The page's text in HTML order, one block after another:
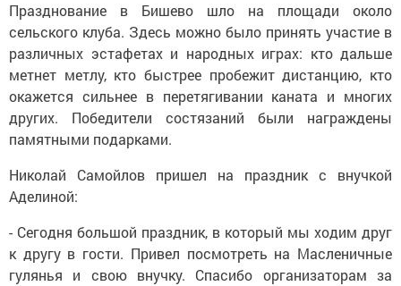
Празднование в Бишево шло на площади около
сельского клуба. Здесь можно было принять участие в
различных эстафетах и народных играх: кто дальше
метнет метлу, кто быстрее пробежит дистанцию, кто
окажется сильнее в перетягивании каната и многих
других. Победители состязаний были награждены
памятными подарками.
Николай Самойлов пришел на праздник с внучкой
Аделиной:
- Сегодня большой праздник, в который мы ходим друг
к другу в гости. Привел посмотреть на Масленичные
гулянья и свою внучку. Спасибо организаторам за